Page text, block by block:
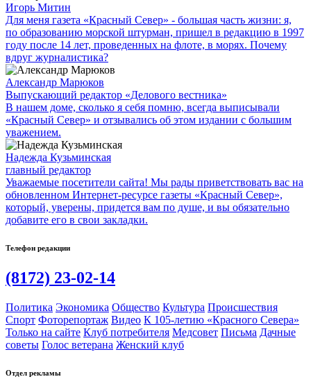
Игорь Митин
Для меня газета «Красный Север» - большая часть жизни: я,
по образованию морской штурман, пришел в редакцию в 1997
году после 14 лет, проведенных на флоте, в морях. Почему
вдруг журналистика?
Александр Марюков
Выпускающий редактор «Делового вестника»
В нашем доме, сколько я себя помню, всегда выписывали
«Красный Север» и отзывались об этом издании с большим
уважением.
Надежда Кузьминская
главный редактор
Уважаемые посетители сайта! Мы рады приветствовать вас на
обновленном Интернет-ресурсе газеты «Красный Север»,
который, уверены, придется вам по душе, и вы обязательно
добавите его в свои закладки.
Телефон редакции
(8172) 23-02-14
Политика Экономика Общество Культура Происшествия
Спорт Фоторепортаж Видео К 105-летию «Красного Севера»
Только на сайте Клуб потребителя Медсовет Письма Дачные
советы Голос ветерана Женский клуб
Отдел рекламы